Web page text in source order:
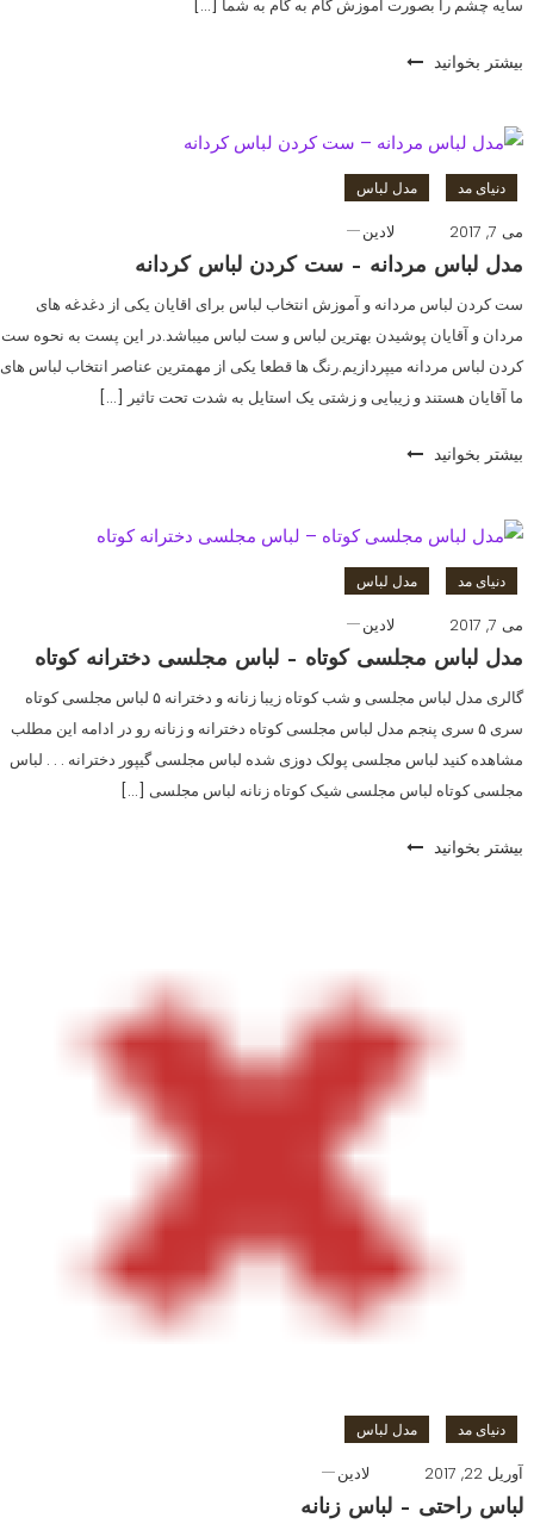
سایه چشم را بصورت آموزش گام به گام به شما […]
بیشتر بخوانید
دنیای مد مدل لباس
می 7, 2017
لادین
مدل لباس مردانه – ست کردن لباس کردانه
ست کردن لباس مردانه و آموزش انتخاب لباس برای اقایان یکی از دغدغه های
مردان و آقایان پوشیدن بهترین لباس و ست لباس میباشد.در این پست به نحوه ست
کردن لباس مردانه میپردازیم.رنگ ها قطعا یکی از مهمترین عناصر انتخاب لباس های
ما آقایان هستند و زیبایی و زشتی یک استایل به شدت تحت تاثیر […]
بیشتر بخوانید
دنیای مد مدل لباس
می 7, 2017
لادین
مدل لباس مجلسی کوتاه – لباس مجلسی دخترانه کوتاه
گالری مدل لباس مجلسی و شب کوتاه زیبا زنانه و دخترانه ۵ لباس مجلسی کوتاه
سری ۵ سری پنجم مدل لباس مجلسی کوتاه دخترانه و زنانه رو در ادامه این مطلب
مشاهده کنید لباس مجلسی پولک دوزی شده لباس مجلسی گیپور دخترانه . . . لباس
مجلسی کوتاه لباس مجلسی شیک کوتاه زنانه لباس مجلسی […]
بیشتر بخوانید
دنیای مد مدل لباس
آوریل 22, 2017
لادین
لباس راحتی – لباس زنانه